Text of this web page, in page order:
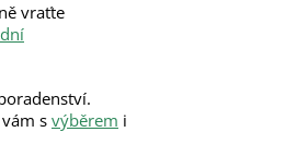
vraťte
s výběrem i